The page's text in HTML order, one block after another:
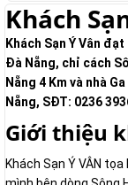
Khách
Khách Sạn Ý Vân
Đà Nẵng, chỉ cách
Nẵng 4 Km và nhà
Nẵng, SĐT: 0236
Giới thiệu
Khách Sạn Ý VÂN